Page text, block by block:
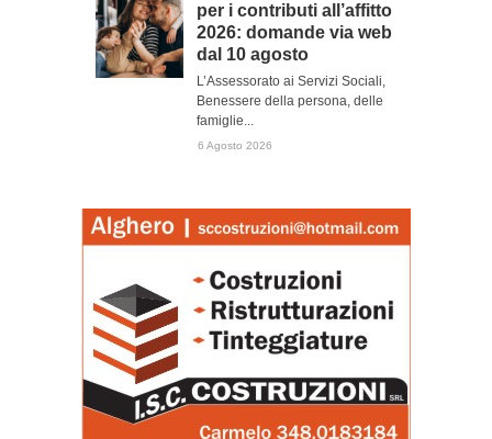
per i contributi all’affitto
2026: domande via web
dal 10 agosto
L’Assessorato ai Servizi Sociali,
Benessere della persona, delle
famiglie...
6 Agosto 2026